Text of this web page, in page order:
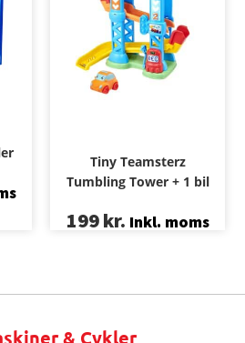
Tiny Teamsterz
Tumbling Tower + 1 bil
199kr. Inkl. moms
& Cykler